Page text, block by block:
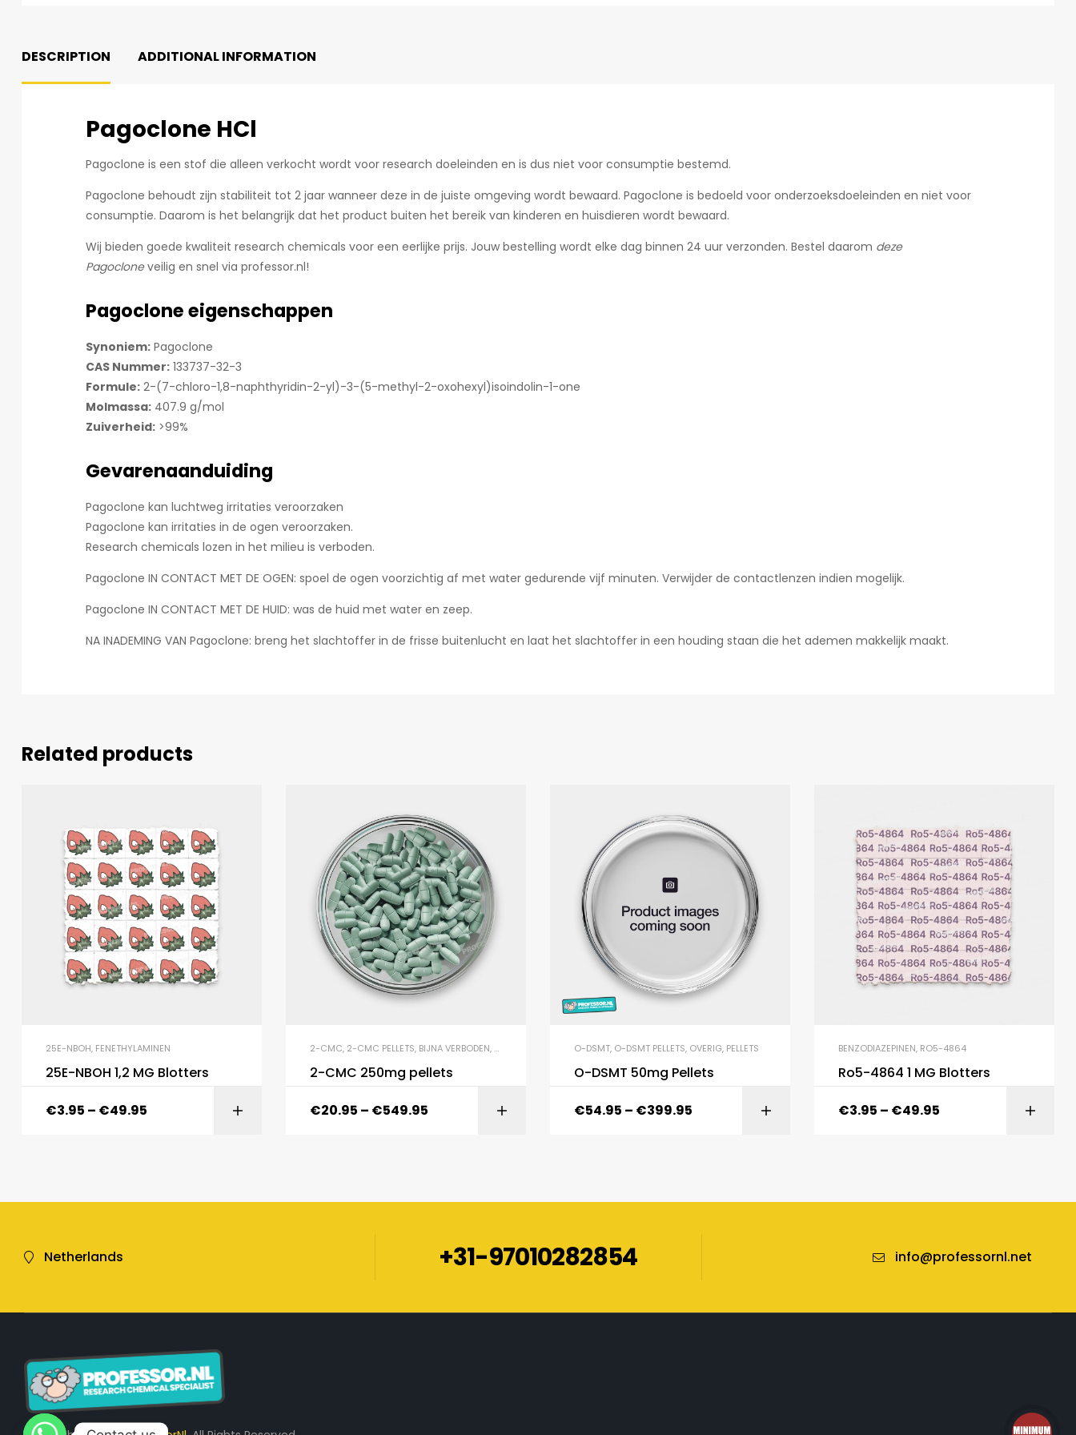
DESCRIPTION ADDITIONAL INFORMATION
Pagoclone HCl
Pagoclone is een stof die alleen verkocht wordt voor research doeleinden en is dus niet voor consumptie bestemd.
Pagoclone behoudt zijn stabiliteit tot 2 jaar wanneer deze in de juiste omgeving wordt bewaard. Pagoclone is bedoeld voor onderzoeksdoeleinden en niet voor
consumptie. Daarom is het belangrijk dat het product buiten het bereik van kinderen en huisdieren wordt bewaard.
Wij bieden goede kwaliteit research chemicals voor een eerlijke prijs. Jouw bestelling wordt elke dag binnen 24 uur verzonden. Bestel daarom deze
Pagocloneveilig en snel via professor.nl!
Pagoclone eigenschappen
Synoniem: Pagoclone
CAS Nummer: 133737-32-3
Formule: 2-(7-chloro-1,8-naphthyridin-2-yl)-3-(5-methyl-2-oxohexyl)isoindolin-1-one
Molmassa: 407.9 g/mol
Zuiverheid: >99%
Gevarenaanduiding
Pagoclone kan luchtweg irritaties veroorzaken
Pagoclone kan irritaties in de ogen veroorzaken.
Research chemicals lozen in het milieu is verboden.
Pagoclone IN CONTACT MET DE OGEN: spoel de ogen voorzichtig af met water gedurende vijf minuten. Verwijder de contactlenzen indien mogelijk.
Pagoclone IN CONTACT MET DE HUID: was de huid met water en zeep.
NA INADEMING VAN Pagoclone: breng het slachtoffer in de frisse buitenlucht en laat het slachtoffer in een houding staan die het ademen makkelijk maakt.
Related products
25E-NBOH, FENETHYLAMINEN
25E-NBOH 1,2 MG Blotters
€3.95 – €49.95 SELECT OPTIONS
2-CMC, 2-CMC PELLETS, BIJNA VERBODEN,CATHINONEN PELLETS
2-CMC 250mg pellets
€20.95 – €549.95 SELECT OPTIONS
O-DSMT, O-DSMT PELLETS, OVERIG, PELLETS
O-DSMT 50mg Pellets
€54.95 – €399.95 SELECT OPTIONS
BENZODIAZEPINEN, RO5-4864
Ro5-4864 1 MG Blotters
€3.95 – €49.95
Netherlands +31-97010282854 info@professornl.net